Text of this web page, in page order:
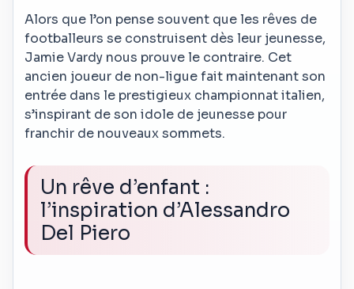
Alors que l’on pense souvent que les rêves de
footballeurs se construisent dès leur jeunesse,
Jamie Vardy nous prouve le contraire. Cet
ancien joueur de non-ligue fait maintenant son
entrée dans le prestigieux championnat italien,
s’inspirant de son idole de jeunesse pour
franchir de nouveaux sommets.
Un rêve d’enfant :
l’inspiration d’Alessandro
Del Piero